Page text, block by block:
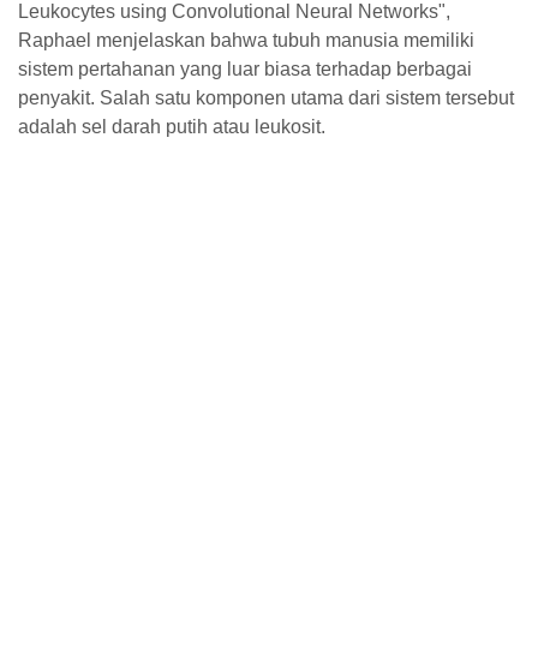
Leukocytes using Convolutional Neural Networks",
Raphael menjelaskan bahwa tubuh manusia memiliki
sistem pertahanan yang luar biasa terhadap berbagai
penyakit. Salah satu komponen utama dari sistem tersebut
adalah sel darah putih atau leukosit.